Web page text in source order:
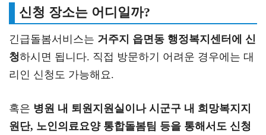
신청 장소는 어디일까?
긴급돌봄서비스는 거주지 읍면동 행정복지센터에 신
청하시면 됩니다. 직접 방문하기 어려운 경우에는 대
리인 신청도 가능해요.
혹은 병원 내 퇴원지원실이나 시군구 내 희망복지지
원단, 노인의료요양 통합돌봄팀 등을 통해서도 신청